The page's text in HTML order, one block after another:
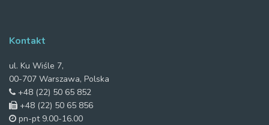
Kontakt
ul. Ku Wiśle 7,
00-707 Warszawa, Polska
+48 (22) 50 65 852
+48 (22) 50 65 856
pn-pt 9.00-16.00